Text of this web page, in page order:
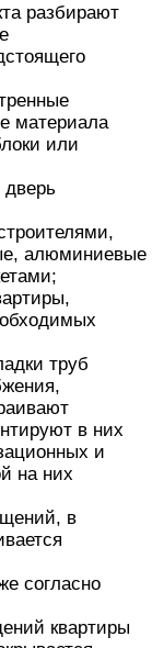
разбирают
материала
или
алюминиевые
труб
в них
и
на них
в
согласно
квартиры